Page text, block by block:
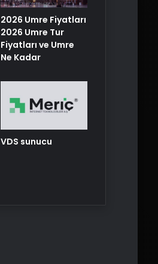
2026 Umre Fiyatları
2026 Umre Tur
Fiyatları ve Umre
Ne Kadar
VDS sunucu